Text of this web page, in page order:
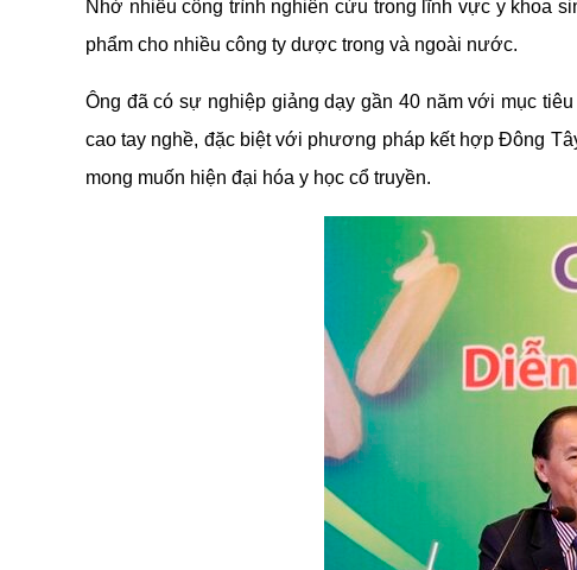
Nhờ nhiều công trình nghiên cứu trong lĩnh vực y khoa
phẩm cho nhiều công ty dược trong và ngoài nước.
Ông đã có sự nghiệp giảng dạy gần 40 năm với mục
cao tay nghề, đặc biệt với phương pháp kết hợp Đông
mong muốn hiện đại hóa y học cổ truyền.